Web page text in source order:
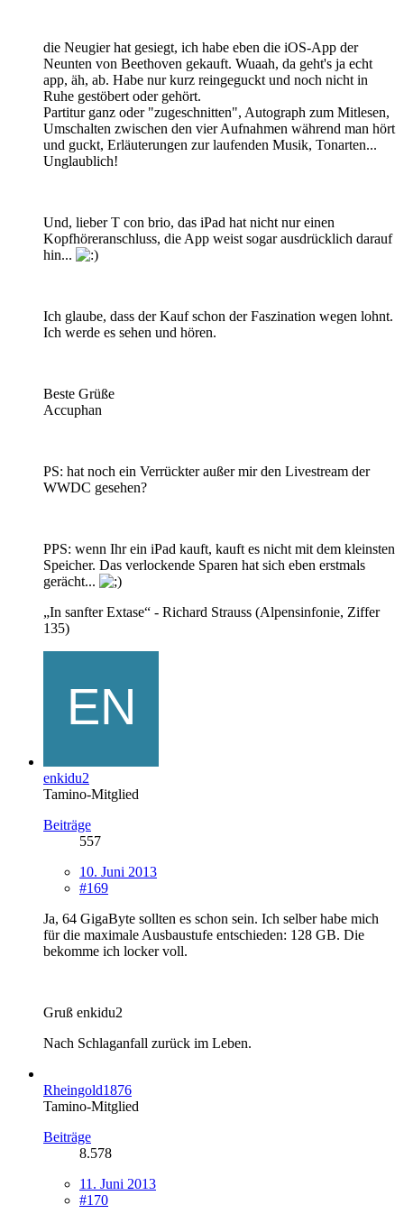
die Neugier hat gesiegt, ich habe eben die iOS-App der
Neunten von Beethoven gekauft. Wuaah, da geht's ja echt
app, äh, ab. Habe nur kurz reingeguckt und noch nicht in
Ruhe gestöbert oder gehört.
Partitur ganz oder "zugeschnitten", Autograph zum Mitlesen,
Umschalten zwischen den vier Aufnahmen während man hört
und guckt, Erläuterungen zur laufenden Musik, Tonarten...
Unglaublich!
Und, lieber T con brio, das iPad hat nicht nur einen
Kopfhöreranschluss, die App weist sogar ausdrücklich darauf
hin...
Ich glaube, dass der Kauf schon der Faszination wegen lohnt.
Ich werde es sehen und hören.
Beste Grüße
Accuphan
PS: hat noch ein Verrückter außer mir den Livestream der
WWDC gesehen?
PPS: wenn Ihr ein iPad kauft, kauft es nicht mit dem kleinsten
Speicher. Das verlockende Sparen hat sich eben erstmals
gerächt...
„In sanfter Extase“ - Richard Strauss (Alpensinfonie, Ziffer
135)
enkidu2
Tamino-Mitglied
Beiträge
557
10. Juni 2013
#169
Ja, 64 GigaByte sollten es schon sein. Ich selber habe mich
für die maximale Ausbaustufe entschieden: 128 GB. Die
bekomme ich locker voll.
Gruß enkidu2
Nach Schlaganfall zurück im Leben.
Rheingold1876
Tamino-Mitglied
Beiträge
8.578
11. Juni 2013
#170